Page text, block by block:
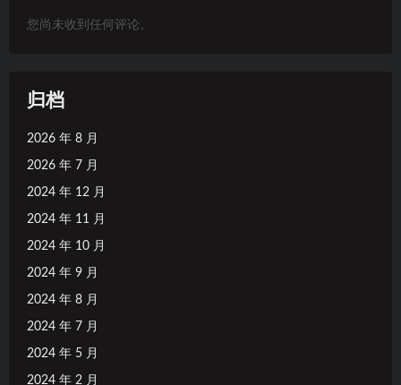
您尚未收到任何评论。
归档
2026 年 8 月
2026 年 7 月
2024 年 12 月
2024 年 11 月
2024 年 10 月
2024 年 9 月
2024 年 8 月
2024 年 7 月
2024 年 5 月
2024 年 2 月